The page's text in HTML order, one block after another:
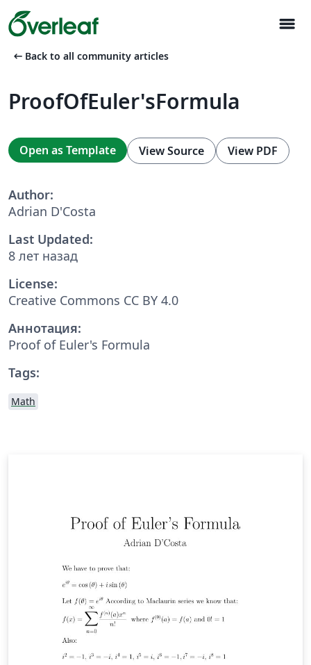
menu
arrow_left_alt Back to all community articles
ProofOfEuler'sFormula
Open as Template View Source View PDF
Author:
Adrian D'Costa
Last Updated:
8 лет назад
License:
Creative Commons CC BY 4.0
Аннотация:
Proof of Euler's Formula
Tags:
Math